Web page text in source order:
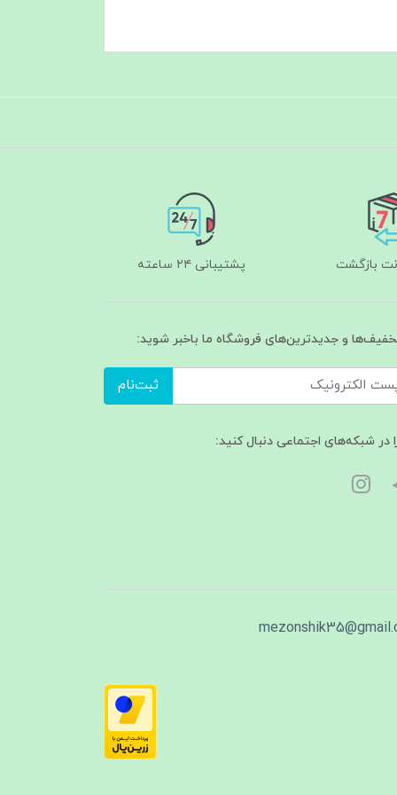
پشتیبانی ۲۴ ساعته
و جدیدترین‌های فروشگاه ما باخبر شوید:
ثبت‌نام
در شبکه‌های اجتماعی دنبال کنید: